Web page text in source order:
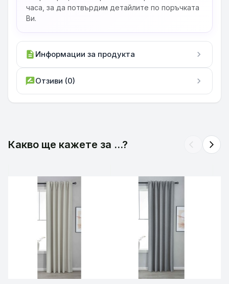
часа, за да потвърдим детайлите по поръчката
Ви.
description Информации за продукта chevron_right
rate_reviewОтзиви (0) chevron_right
Какво ще кажете за ...? arrow_back_ios arrow_forward_ios